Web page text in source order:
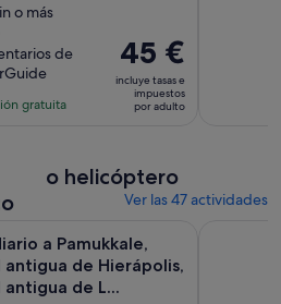
o más
de
gratuita
El
precio
es
de
adulto
45 €
incluye tasas e
impuestos
por adulto
o helicóptero
Ver las 47 actividades
a Pamukkale,
antigua de Hierápolis,
antigua de L...